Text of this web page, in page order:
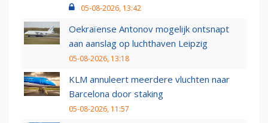
05-08-2026, 13:42
Oekraïense Antonov mogelijk ontsnapt
aan aanslag op luchthaven Leipzig
05-08-2026, 13:18
KLM annuleert meerdere vluchten naar
Barcelona door staking
05-08-2026, 11:57